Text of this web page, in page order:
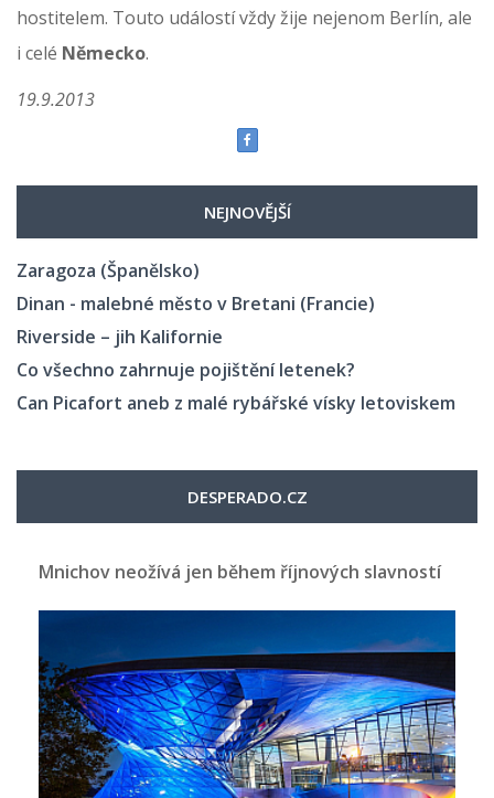
hostitelem. Touto událostí vždy žije nejenom Berlín, ale
i celé Německo.
19.9.2013
NEJNOVĚJŠÍ
Zaragoza (Španělsko)
Dinan - malebné město v Bretani (Francie)
Riverside – jih Kalifornie
Co všechno zahrnuje pojištění letenek?
Can Picafort aneb z malé rybářské vísky letoviskem
DESPERADO.CZ
Mnichov neožívá jen během říjnových slavností